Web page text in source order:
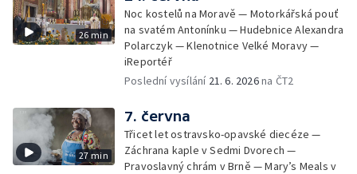
26 min
Noc kostelů na Moravě — Motorkářská pouť
na svatém Antonínku — Hudebnice Alexandra
Polarczyk — Klenotnice Velké Moravy —
iReportéř
Poslední vysílání 21. 6. 2026na ČT2
27 min
7. června
Třicet let ostravsko-opavské diecéze —
Záchrana kaple v Sedmi Dvorech —
Pravoslavný chrám v Brně — Mary’s Meals v